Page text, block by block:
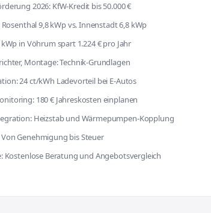
2026: KfW-Kredit bis 50.000 €
9,8 kWp vs. Innenstadt 6,8 kWp
in Vöhrum spart 1.224 € pro Jahr
Montage: Technik-Grundlagen
24 ct/kWh Ladevorteil bei E-Autos
180 € Jahreskosten einplanen
Heizstab und Wärmepumpen-Kopplung
Genehmigung bis Steuer
Kostenlose Beratung und Angebotsvergleich